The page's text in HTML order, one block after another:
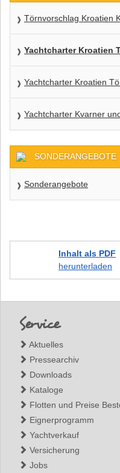
Törnvorschlag Kroatien
Yachtcharter Kroatien
Yachtcharter Kroatien
Yachtcharter Kvarner
SONDERANGEBOTE
Sonderangebote
Inhalt als PDF
herunterladen
Footer
Service
Aktuelles
Pressearchiv
Downloads
Kataloge
Flotten und Preise
Eignerprogramm
Yachtverkauf
Versicherung
Jobs